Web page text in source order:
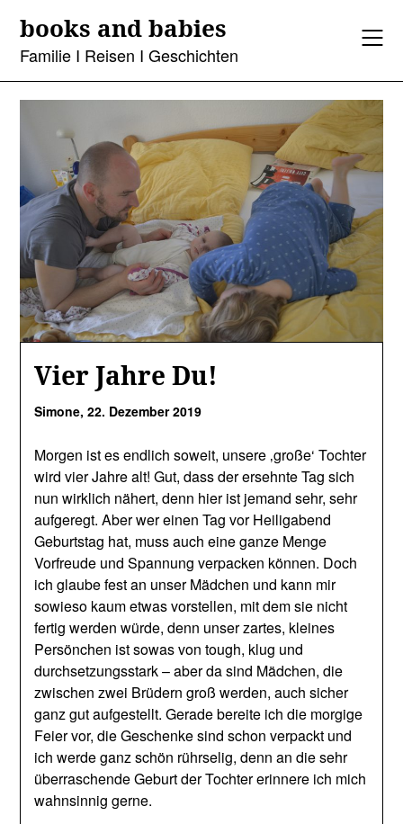
content
books and babies
Familie I Reisen I Geschichten
Vier Jahre Du!
Simone,22. Dezember 2019
Morgen ist es endlich soweit, unsere ‚große‘ Tochter
wird vier Jahre alt! Gut, dass der ersehnte Tag sich
nun wirklich nähert, denn hier ist jemand sehr, sehr
aufgeregt. Aber wer einen Tag vor Heiligabend
Geburtstag hat, muss auch eine ganze Menge
Vorfreude und Spannung verpacken können. Doch
ich glaube fest an unser Mädchen und kann mir
sowieso kaum etwas vorstellen, mit dem sie nicht
fertig werden würde, denn unser zartes, kleines
Persönchen ist sowas von tough, klug und
durchsetzungsstark – aber da sind Mädchen, die
zwischen zwei Brüdern groß werden, auch sicher
ganz gut aufgestellt. Gerade bereite ich die morgige
Feier vor, die Geschenke sind schon verpackt und
ich werde ganz schön rührselig, denn an die sehr
überraschende Geburt der Tochter erinnere ich mich
wahnsinnig gerne.